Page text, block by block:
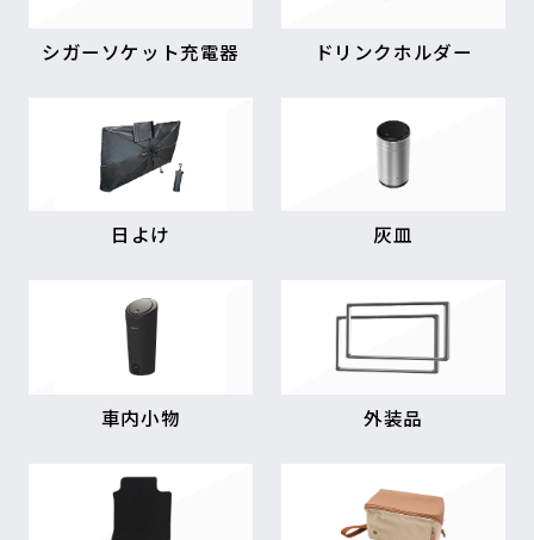
シガーソケット充電器 ドリンクホルダー
日よけ 灰皿
車内小物 外装品